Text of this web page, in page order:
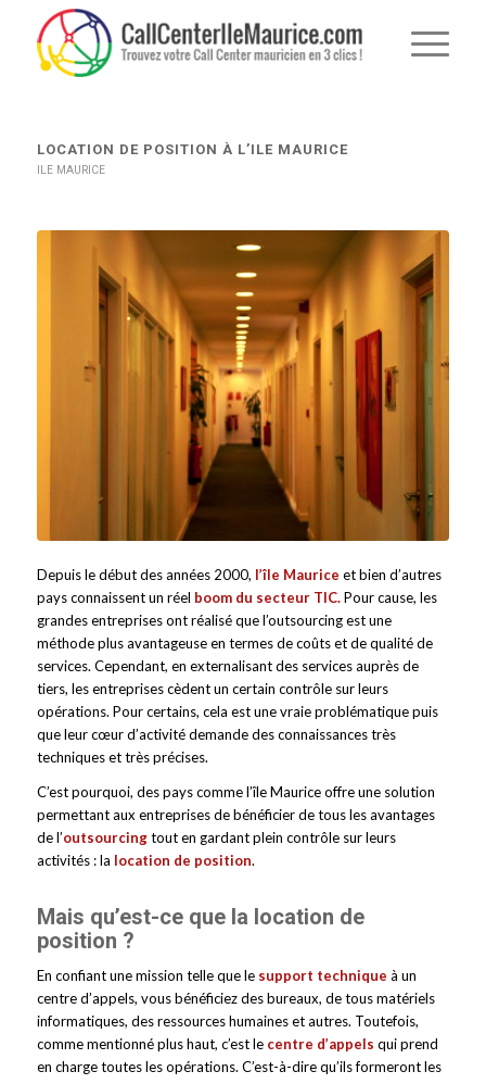
LOCATION DE POSITION À L’ILE MAURICE
ILE MAURICE
Depuis le début des années 2000, l’île Maurice et bien d’autres
pays connaissent un réel boom du secteur TIC.Pour cause, les
grandes entreprises ont réalisé que l’outsourcing est une
méthode plus avantageuse en termes de coûts et de qualité de
services. Cependant, en externalisant des services auprès de
tiers, les entreprises cèdent un certain contrôle sur leurs
opérations. Pour certains, cela est une vraie problématique puis
que leur cœur d’activité demande des connaissances très
techniques et très précises.
C’est pourquoi, des pays comme l’île Maurice offre une solution
permettant aux entreprises de bénéficier de tous les avantages
de l’outsourcingtout en gardant plein contrôle sur leurs
activités : la location de position.
Mais qu’est-ce que la location de
position ?
En confiant une mission telle que le support technique à un
centre d’appels, vous bénéficiez des bureaux, de tous matériels
informatiques, des ressources humaines et autres. Toutefois,
comme mentionné plus haut, c’est le centre d’appels qui prend
en charge toutes les opérations. C’est-à-dire qu’ils formeront les